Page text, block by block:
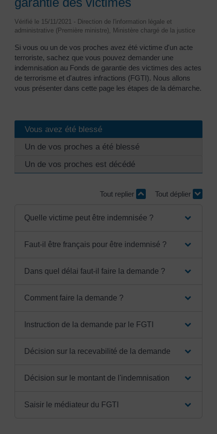
Vérifié le 15/11/2021 - Direction de l'information légale et
administrative (Première ministre), Ministère chargé de la justice
Si vous ou un de vos proches avez été victime d'un acte
terroriste, sachez que vous pouvez demander une
indemnisation au Fonds de garantie des victimes des actes
de terrorisme et d'autres infractions (FGTI). Nous allons
vous présenter dans cette page les étapes de la démarche.
Vous avez été blessé
Un de vos proches a été blessé
Un de vos proches est décédé
Tout replier Tout déplier
Quelle victime peut être indemnisée ?
Faut-il être français pour être indemnisé ?
Dans quel délai faut-il faire la demande ?
Comment faire la demande ?
Instruction de la demande par le FGTI
Décision sur la recevabilité de la demande
Décision sur le montant de l'indemnisation
Saisir le médiateur du FGTI